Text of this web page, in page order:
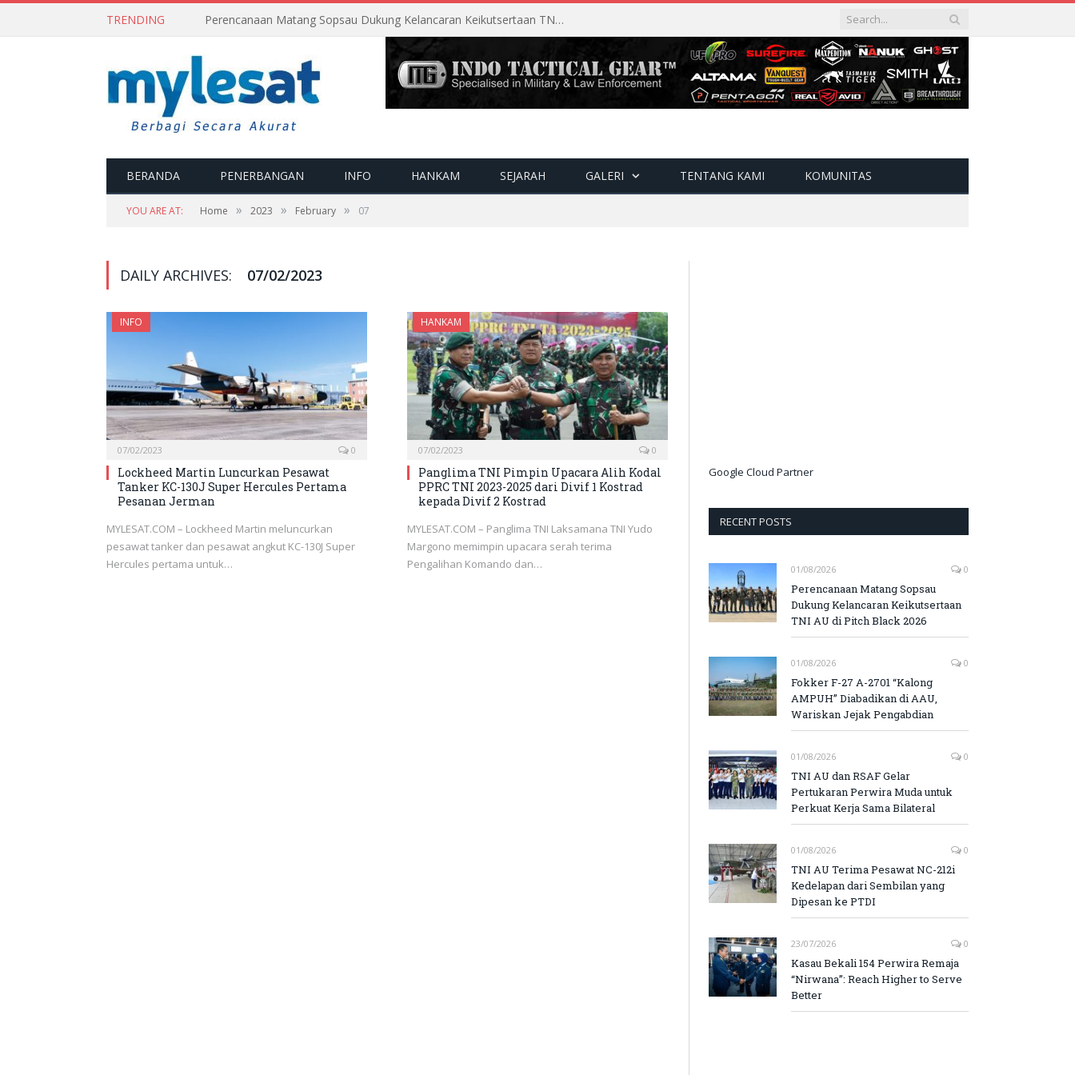
TRENDING Perencanaan Matang Sopsau Dukung Kelancaran Keikutsertaan TNI AU di Pitch Black 2026
BERANDA PENERBANGAN INFO HANKAM SEJARAH GALERI TENTANG KAMI KOMUNITAS
YOU ARE AT: Home » 2023 » February » 07
DAILY ARCHIVES: 07/02/2023
INFO
07/02/2023 0
Lockheed Martin Luncurkan Pesawat
Tanker KC-130J Super Hercules Pertama
Pesanan Jerman
MYLESAT.COM – Lockheed Martin meluncurkan
pesawat tanker dan pesawat angkut KC-130J Super
Hercules pertama untuk…
HANKAM
07/02/2023 0
Panglima TNI Pimpin Upacara Alih Kodal
PPRC TNI 2023-2025 dari Divif 1 Kostrad
kepada Divif 2 Kostrad
MYLESAT.COM – Panglima TNI Laksamana TNI Yudo
Margono memimpin upacara serah terima
Pengalihan Komando dan…
Google Cloud Partner
RECENT POSTS
01/08/2026 0
Perencanaan Matang Sopsau
Dukung Kelancaran Keikutsertaan
TNI AU di Pitch Black 2026
01/08/2026 0
Fokker F-27 A-2701 “Kalong
AMPUH” Diabadikan di AAU,
Wariskan Jejak Pengabdian
01/08/2026 0
TNI AU dan RSAF Gelar
Pertukaran Perwira Muda untuk
Perkuat Kerja Sama Bilateral
01/08/2026 0
TNI AU Terima Pesawat NC-212i
Kedelapan dari Sembilan yang
Dipesan ke PTDI
23/07/2026 0
Kasau Bekali 154 Perwira Remaja
“Nirwana”: Reach Higher to Serve
Better